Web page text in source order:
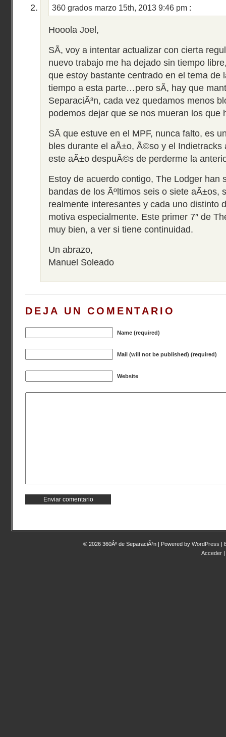
360 grados marzo 15th, 2013 9:46 pm :
Hooola Joel,
SÃ­, voy a intentar actualizar con cierta
nuevo trabajo me ha dejado sin tiempo
que estoy bastante centrado en el tema de
tiempo a esta parte…pero sÃ­, hay que
SeparaciÃ³n, cada vez quedamos menos
podemos dejar que se nos mueran los que
SÃ­ que estuve en el MPF, nunca falto, es
bles durante el aÃ±o, Ã©so y el Indietracks
este aÃ±o despuÃ©s de perderme la
Estoy de acuerdo contigo, The Lodger han
bandas de los Ãºltimos seis o siete aÃ±os,
realmente interesantes y cada uno distinto
motiva especialmente. Este primer 7″ de
muy bien, a ver si tiene continuidad.
Un abrazo,
Manuel Soleado
DEJA UN COMENTARIO
Name (required)
Mail (will not be published) (required)
Website
© 2026 360Âº de SeparaciÃ³n | Powered by WordPress |
Acceder